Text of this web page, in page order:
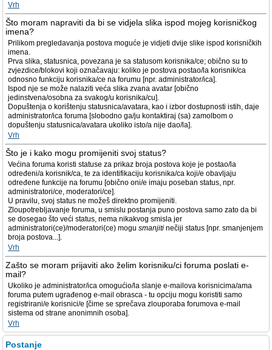
Vrh
Što moram napraviti da bi se vidjela slika ispod mojeg korisničkog
imena?
Prilikom pregledavanja postova moguće je vidjeti dvije slike ispod korisničkih
imena.
Prva slika, statusnica, povezana je sa statusom korisnika/ce; obično su to
zvjezdice/blokovi koji označavaju: koliko je postova postao/la korisnik/ca
odnosno funkciju korisnika/ce na forumu [npr. administrator/ica].
Ispod nje se može nalaziti veća slika zvana avatar [obično
jedinstvena/osobna za svakog/u korisnika/cu].
Dopuštenja o korištenju statusnica/avatara, kao i izbor dostupnosti istih, daje
administrator/ica foruma [slobodno ga/ju kontaktiraj (sa) zamolbom o
dopuštenju statusnica/avatara ukoliko isto/a nije dao/la].
Vrh
Što je i kako mogu promijeniti svoj status?
Većina foruma koristi statuse za prikaz broja postova koje je postao/la
određeni/a korisnik/ca, te za identifikaciju korisnika/ca koji/e obavljaju
određene funkcije na forumu [obično oni/e imaju poseban status, npr.
administratori/ce, moderatori/ce].
U pravilu, svoj status ne možeš direktno promijeniti.
Zloupotrebljavanje foruma, u smislu postanja puno postova samo zato da bi
se dosegao što veći status, nema nikakvog smisla jer
administratori(ce)/moderatori(ce) mogu smanjiti nečiji status [npr. smanjenjem
broja postova...].
Vrh
Zašto se moram prijaviti ako želim korisniku/ci foruma poslati e-
mail?
Ukoliko je administrator/ica omogućio/la slanje e-mailova korisnicima/ama
foruma putem ugrađenog e-mail obrasca - tu opciju mogu koristiti samo
registrirani/e korisnici/e [čime se sprečava zlouporaba forumova e-mail
sistema od strane anonimnih osoba].
Vrh
Postanje